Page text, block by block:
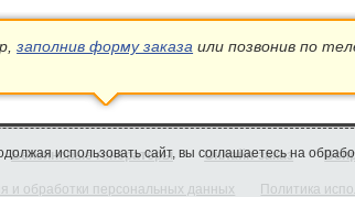
заполнив форму заказа или позвонив по
Бензиновые генераторы Онлайн-заказ
и обработки персональных данных Политика
использовать сайт, вы соглашаетесь на